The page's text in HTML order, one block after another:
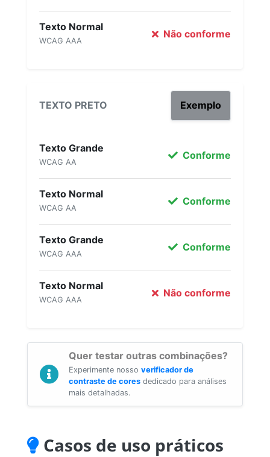
Texto Normal
WCAG AAA
Não conforme
TEXTO PRETO Exemplo
Texto Grande
WCAG AA
Conforme
Texto Normal
WCAG AA
Conforme
Texto Grande
WCAG AAA
Conforme
Texto Normal
WCAG AAA
Não conforme
Quer testar outras combinações?
Experimente nosso verificador de
contraste de cores dedicado para análises
mais detalhadas.
Casos de uso práticos